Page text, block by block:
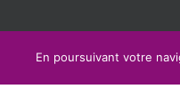
En poursuivant votre